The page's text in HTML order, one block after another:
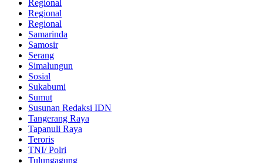
Regional
Regional
Regional
Samarinda
Samosir
Serang
Simalungun
Sosial
Sukabumi
Sumut
Susunan Redaksi IDN
Tangerang Raya
Tapanuli Raya
Teroris
TNI/ Polri
Tulungagung